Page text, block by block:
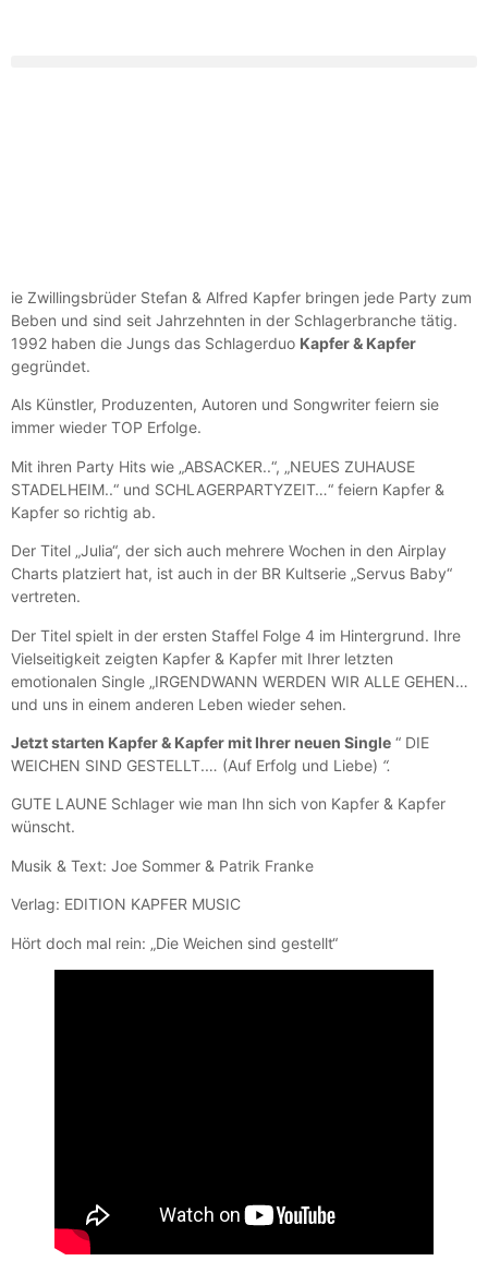
ie Zwillingsbrüder Stefan & Alfred Kapfer bringen jede Party zum
Beben und sind seit Jahrzehnten in der Schlagerbranche tätig.
1992 haben die Jungs das Schlagerduo Kapfer & Kapfer
gegründet.
Als Künstler, Produzenten, Autoren und Songwriter feiern sie
immer wieder TOP Erfolge.
Mit ihren Party Hits wie „ABSACKER..“, „NEUES ZUHAUSE
STADELHEIM..“ und SCHLAGERPARTYZEIT…“ feiern Kapfer &
Kapfer so richtig ab.
Der Titel „Julia“, der sich auch mehrere Wochen in den Airplay
Charts platziert hat, ist auch in der BR Kultserie „Servus Baby“
vertreten.
Der Titel spielt in der ersten Staffel Folge 4 im Hintergrund. Ihre
Vielseitigkeit zeigten Kapfer & Kapfer mit Ihrer letzten
emotionalen Single „IRGENDWANN WERDEN WIR ALLE GEHEN…
und uns in einem anderen Leben wieder sehen.
Jetzt starten Kapfer & Kapfer mit Ihrer neuen Single “ DIE
WEICHEN SIND GESTELLT.… (Auf Erfolg und Liebe) “.
GUTE LAUNE Schlager wie man Ihn sich von Kapfer & Kapfer
wünscht.
Musik & Text: Joe Sommer & Patrik Franke
Verlag: EDITION KAPFER MUSIC
Hört doch mal rein: „Die Weichen sind gestellt“